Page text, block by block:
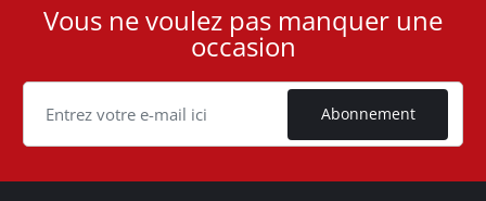
User
Cookie
Vous ne voulez pas manquer une
occasion
Abonnement